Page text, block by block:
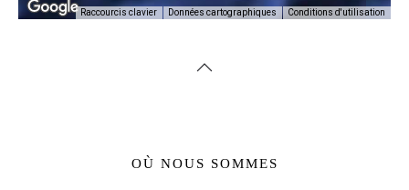
Raccourcis clavier Données cartographiques Conditions d'utilisation
OÙ NOUS SOMMES